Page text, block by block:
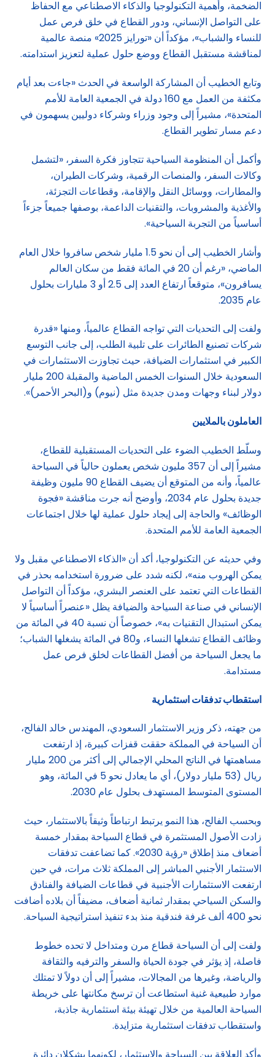
الضخمة، وأهمية التكنولوجيا والذكاء الاصطناعي مع الحفاظ
على التواصل الإنساني، ودور القطاع في خلق فرص عمل
للنساء والشباب»، مؤكداً أن «تورايز 2025» منصة عالمية
لمناقشة مستقبل القطاع ووضع حلول عملية لتعزيز استدامته.
وتابع الخطيب أن المشاركة الواسعة في الحدث «جاءت بعد أيام
مكثفة من العمل مع 160 دولة في الجمعية العامة للأمم
المتحدة»، مشيراً إلى وجود وزراء وشركاء دوليين يسهمون في
دعم مسار تطوير القطاع.
وأكمل أن المنظومة السياحية تتجاوز فكرة السفر، «لتشمل
وكالات السفر، والمنصات الرقمية، وشركات الطيران،
والمطارات، ووسائل النقل والإقامة، وقطاعات التجزئة،
والأغذية والمشروبات، والتقنيات الداعمة، بوصفها جميعاً جزءاً
أساسياً من التجربة السياحية».
وأشار الخطيب إلى أن نحو 1.5 مليار شخص سافروا خلال العام
الماضي، «رغم أن 20 في المائة فقط من سكان العالم
يسافرون»، متوقعاً ارتفاع العدد إلى 2.5 أو 3 مليارات بحلول
عام 2035.
ولفت إلى التحديات التي تواجه القطاع عالمياً، ومنها «قدرة
شركات تصنيع الطائرات على تلبية الطلب، إلى جانب التوسع
الكبير في استثمارات الضيافة، حيث تجاوزت الاستثمارات في
السعودية خلال السنوات الخمس الماضية والمقبلة 200 مليار
دولار لبناء وجهات ومدن جديدة مثل (نيوم) و(البحر الأحمر)».
العاملون بالملايين
وسلّط الخطيب الضوء على التحديات المستقبلية للقطاع،
مشيراً إلى أن 357 مليون شخص يعملون حالياً في السياحة
عالمياً، وأنه من المتوقع أن يضيف القطاع 90 مليون وظيفة
جديدة بحلول عام 2034، وأوضح أنه جرت مناقشة «فجوة
الوظائف» والحاجة إلى إيجاد حلول عملية لها خلال اجتماعات
الجمعية العامة للأمم المتحدة.
وفي حديثه عن التكنولوجيا، أكد أن «الذكاء الاصطناعي مقبل ولا
يمكن الهروب منه»، لكنه شدد على ضرورة استخدامه بحذر في
القطاعات التي تعتمد على العنصر البشري، مؤكداً أن التواصل
الإنساني في صناعة السياحة والضيافة يظل «عنصراً أساسياً لا
يمكن استبدال التقنيات به»، خصوصاً أن نسبة 40 في المائة من
وظائف القطاع تشغلها النساء، و80 في المائة يشغلها الشباب؛
ما يجعل السياحة من أفضل القطاعات لخلق فرص عمل
مستدامة.
استقطاب تدفقات استثمارية
من جهته، ذكر وزير الاستثمار السعودي، المهندس خالد الفالح،
أن السياحة في المملكة حققت قفزات كبيرة، إذ ارتفعت
مساهمتها في الناتج المحلي الإجمالي إلى أكثر من 200 مليار
ريال (53 مليار دولار)، أي ما يعادل نحو 5 في المائة، وهو
المستوى المتوسط المستهدف بحلول عام 2030.
وبحسب الفالح، هذا النمو يرتبط ارتباطاً وثيقاً بالاستثمار، حيث
زادت الأصول المستثمرة في قطاع السياحة بمقدار خمسة
أضعاف منذ إطلاق «رؤية 2030». كما تضاعفت تدفقات
الاستثمار الأجنبي المباشر إلى المملكة ثلاث مرات، في حين
ارتفعت الاستثمارات الأجنبية في قطاعات الضيافة والفنادق
والسكن السياحي بمقدار ثمانية أضعاف، مضيفاً أن بلاده أضافت
نحو 400 ألف غرفة فندقية منذ بدء تنفيذ استراتيجية السياحة.
ولفت إلى أن السياحة قطاع مرن ومتداخل لا تحده خطوط
فاصلة، إذ يؤثر في جودة الحياة والسفر والترفيه والثقافة
والرياضة، وغيرها من المجالات، مشيراً إلى أن دولاً لا تمتلك
موارد طبيعية غنية استطاعت أن ترسخ مكانتها على خريطة
السياحة العالمية من خلال تهيئة بيئة استثمارية جاذبة،
واستقطاب تدفقات استثمارية متزايدة.
وأكد العلاقة بين السياحة والاستثمار، لكونهما يشكلان دائرة